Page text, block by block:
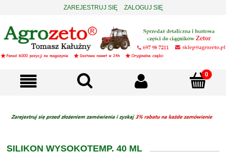
ZAREJESTRUJ SIĘ ZALOGUJ SIĘ
SILIKON WYSOKOTEMP. 40 ML